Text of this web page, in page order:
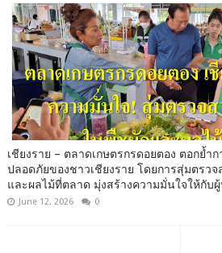
เชียงราย – ตลาดเกษตรกรดอยตอง ตอกย้ำ
ปลอดภัยของชาวเชียงราย โดยการสุ่มตรว
และผลไม้ที่ตลาด มุ่งสร้างความมั่นใจให้กับ
June 12, 2026 0